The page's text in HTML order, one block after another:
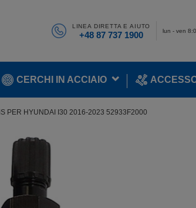
LINEA DIRETTA E AIUTO
+48 87 737 1900 lun - ven
CERCHI IN ACCIAIO
PER HYUNDAI I30 2016-2023 52933F2000